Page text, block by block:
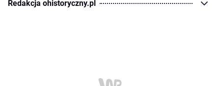
Redakcja ohistoryczny.pl